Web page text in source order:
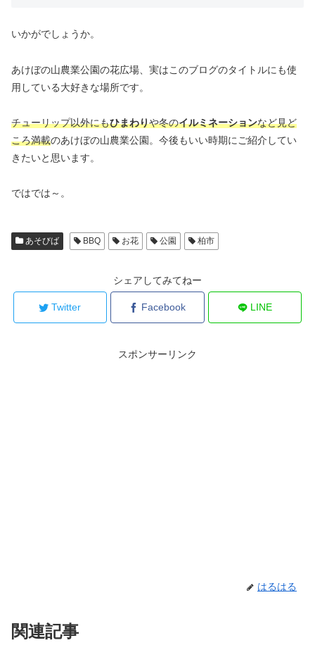
いかがでしょうか。
あけぼの山農業公園の花広場、実はこのブログのタイトルにも使
用している大好きな場所です。
チューリップ以外にもひまわりや冬のイルミネーションなど見ど
ころ満載のあけぼの山農業公園。今後もいい時期にご紹介してい
きたいと思います。
ではでは～。
あそびば BBQ お花 公園 柏市
シェアしてみてねー
Twitter Facebook LINE
スポンサーリンク
はるはる
関連記事